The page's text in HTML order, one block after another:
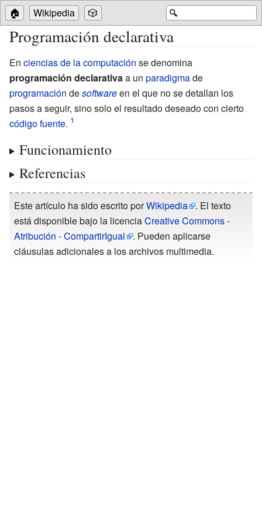
🔍
🏠 Wikipedia 🎲
Programación declarativa
En ciencias de la computación se denomina
programación declarativa a un paradigmade
programación desoftwareen el que no se detallan los
pasos a seguir, sino solo el resultado deseado con cierto
código fuente.
Funcionamiento
Referencias
Este artículo ha sido escrito porWikipedia
. El texto
está disponible bajo la licenciaCreative Commons -
Atribución - CompartirIgual
. Pueden aplicarse
cláusulas adicionales a los archivos multimedia.